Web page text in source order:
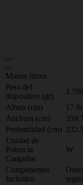
Manos libres
Peso del
dispositivo (gr)
Altura (cm)
Anchura (cm)
Profundidad (cm)
Unidad de
Potencia
Cargador
W
Componentes
Incluidos